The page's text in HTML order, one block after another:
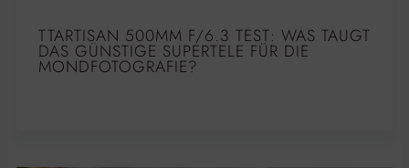
TTARTISAN 500MM F/6.3 TEST: WAS TAUGT
DAS GÜNSTIGE SUPERTELE FÜR DIE
MONDFOTOGRAFIE?